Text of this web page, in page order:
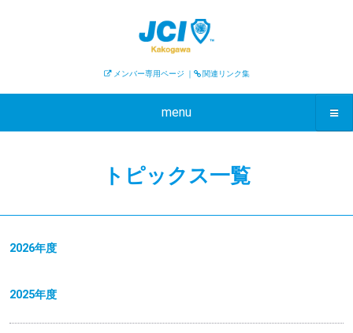
メンバー専用ページ ｜ 関連リンク集
menu
トピックス一覧
2026年度
2025年度